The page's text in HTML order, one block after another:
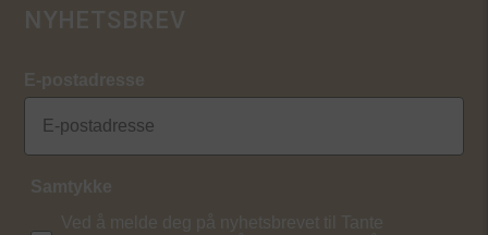
NYHETSBREV
E-postadresse
Samtykke
Ved å melde deg på nyhetsbrevet til Tante